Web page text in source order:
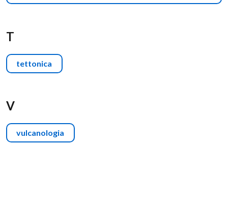
T
tettonica
V
vulcanologia